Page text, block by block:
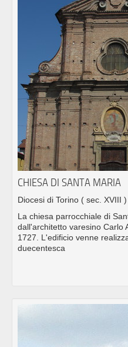
CHIESA DI SANTA MARIA
Diocesi di Torino ( sec. XVIII )
La chiesa parrocchiale di
dall'architetto varesino Carlo
1727. L'edificio venne
duecentesca